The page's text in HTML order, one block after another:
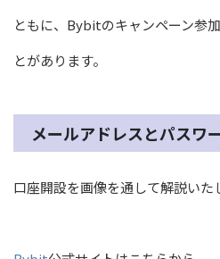
ともに、Bybitのキャンペーン参
とがあります。
メールアドレスとパスワ
口座開設を画像を通して解説いた